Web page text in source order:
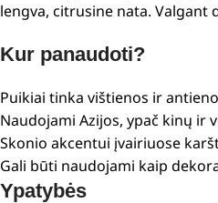
lengva, citrusine nata.
Kur panaudoti?
Puikiai tinka vištienos ir
Naudojami Azijos, ypač kinų ir
Skonio akcentui įvairiuose
Gali būti naudojami kaip
Ypatybės